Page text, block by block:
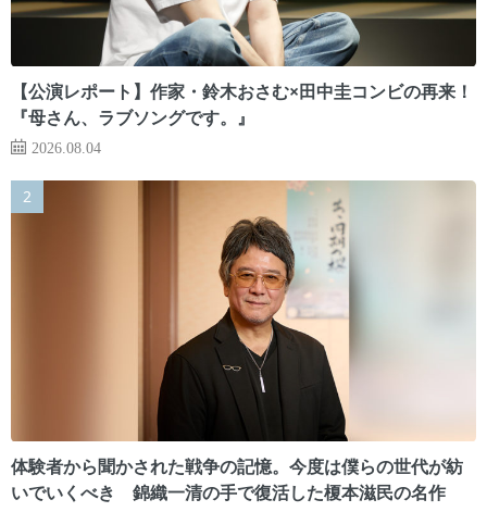
【公演レポート】作家・鈴木おさむ×田中圭コンビの再来！
『母さん、ラブソングです。』
2026.08.04
体験者から聞かされた戦争の記憶。今度は僕らの世代が紡
いでいくべき 錦織一清の手で復活した榎本滋民の名作